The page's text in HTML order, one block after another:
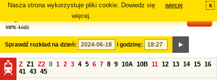
Nasza strona wykorzystuje pliki cookie. Dowiedz się
więcej.
więcej x
Sprawdź rozkład na dzień: i godzinę:
Z Z1 Z2 0 1 2 3 4 5 6 7 8 9 10A 10B 11 12 13 14 15 16
41 43 45